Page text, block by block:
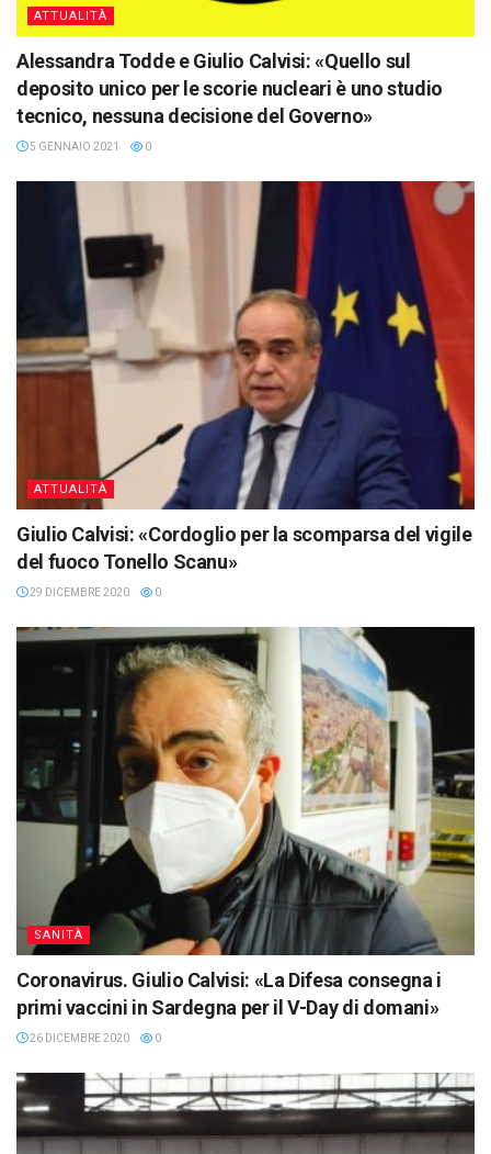
ATTUALITÀ
Alessandra Todde e Giulio Calvisi: «Quello sul
deposito unico per le scorie nucleari è uno studio
tecnico, nessuna decisione del Governo»
5 GENNAIO 2021 0
ATTUALITÀ
Giulio Calvisi: «Cordoglio per la scomparsa del vigile
del fuoco Tonello Scanu»
29 DICEMBRE 2020 0
SANITÀ
Coronavirus. Giulio Calvisi: «La Difesa consegna i
primi vaccini in Sardegna per il V-Day di domani»
26 DICEMBRE 2020 0